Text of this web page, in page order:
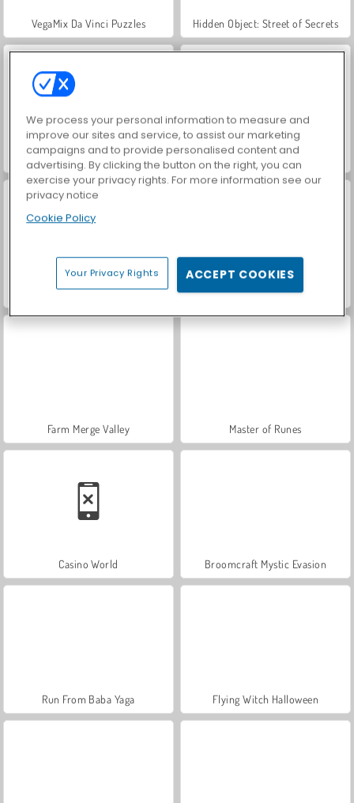
VegaMix Da Vinci Puzzles Hidden Object: Street of Secrets
World War 2 Shooter Car Parking City Duel
Let's Fish! ASMR Makeover & Makeup Studio
Farm Merge Valley Master of Runes
Casino World Broomcraft Mystic Evasion
Run From Baba Yaga Flying Witch Halloween
We process your personal information to measure and
improve our sites and service, to assist our marketing
campaigns and to provide personalised content and
advertising. By clicking the button on the right, you can
exercise your privacy rights. For more information see our
privacy notice
Cookie Policy
Your Privacy Rights ACCEPT COOKIES